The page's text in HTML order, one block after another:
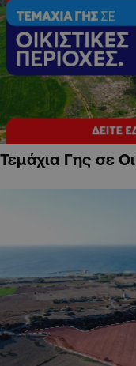
Τεμάχια Γης σε